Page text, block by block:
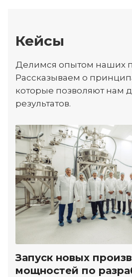
Кейсы
Делимся опытом наших
Рассказываем о
которые позволяют нам
результатов.
Запуск новых
мощностей по